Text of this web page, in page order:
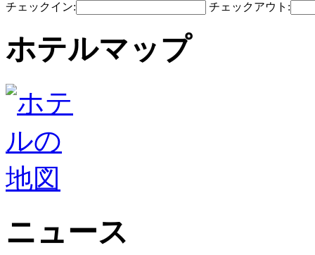
チェックイン: チェックアウト:
ホテルマップ
ニュース